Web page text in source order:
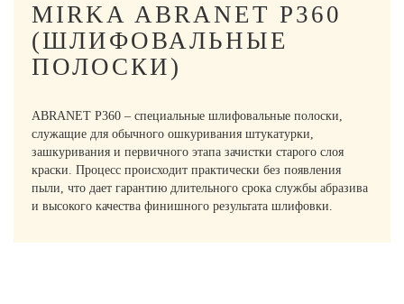
MIRKA ABRANET P360
(ШЛИФОВАЛЬНЫЕ
ПОЛОСКИ)
ABRANET P360 – специальные шлифовальные полоски,
служащие для обычного ошкуривания штукатурки,
зашкуривания и первичного этапа зачистки старого слоя
краски. Процесс происходит практически без появления
пыли, что дает гарантию длительного срока службы абразива
и высокого качества финишного результата шлифовки.